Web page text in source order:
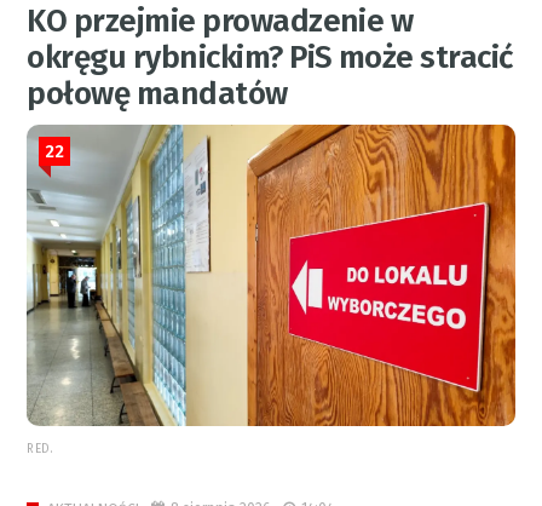
KO przejmie prowadzenie w
okręgu rybnickim? PiS może stracić
połowę mandatów
22
RED.